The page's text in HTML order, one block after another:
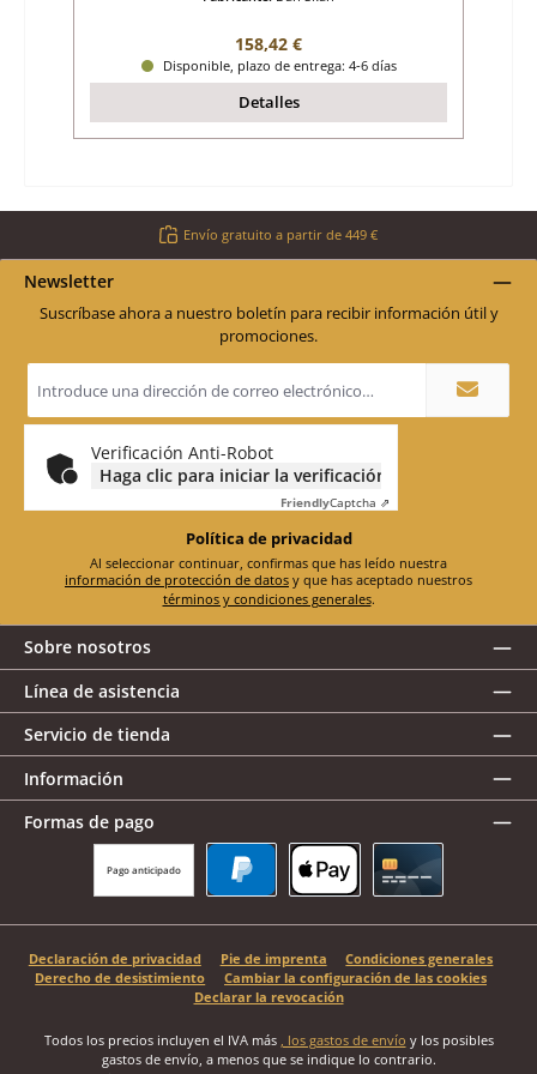
Precio normal:
158,42 €
Disponible, plazo de entrega: 4-6 días
Detalles
Envío gratuito a partir de 449 €
Newsletter
Suscríbase ahora a nuestro boletín para recibir información útil y
promociones.
de
correo
electrónico
Verificación Anti-Robot
Haga clic para iniciar la verificación
FriendlyCaptcha ⇗
Política de privacidad
información de protección de datos
términos y condiciones generales.
Sobre nosotros
Línea de asistencia
Servicio de tienda
Información
Formas de pago
Pago anticipado
Declaración de privacidad Pie de imprenta
Condiciones generales
Derecho de desistimiento
Cambiar la configuración de las cookies
Declarar la revocación
Todos los precios incluyen el IVA más , los gastos de envío y los posibles
gastos de envío, a menos que se indique lo contrario.